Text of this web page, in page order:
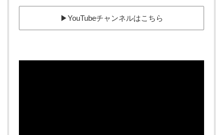
▶︎YouTubeチャンネルはこちら